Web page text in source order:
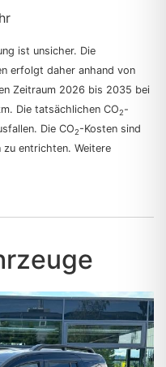
ist unsicher. Die
erfolgt daher anhand von
Zeitraum 2026 bis 2035 bei
Die tatsächlichen CO2-
Die CO2-Kosten sind
entrichten. Weitere